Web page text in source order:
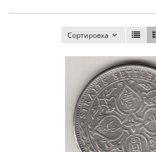
Сортировка